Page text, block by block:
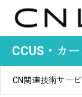
CCUS・カ
CN関連技術サー